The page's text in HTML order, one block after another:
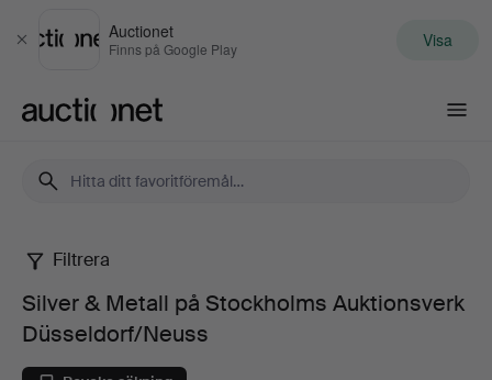
Stäng
Auctionet
Finns på Google Play Visa
Silver
Filtrera
Silver & Metall på Stockholms Auktionsverk
Düsseldorf/Neuss